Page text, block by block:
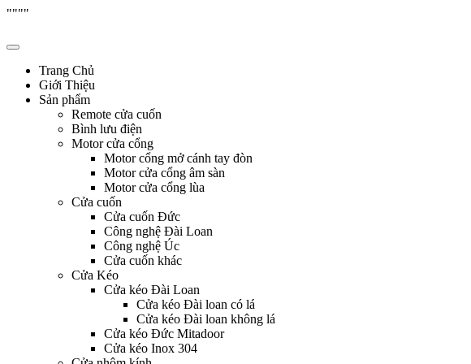
""""
to
Trang Chủ
Giới Thiệu
Sản phẩm
Remote cửa cuốn
Bình lưu điện
Motor cửa cổng
Motor cổng mở cánh tay đòn
Motor cửa cổng âm sàn
Motor cửa cổng lùa
Cửa cuốn
Cửa cuốn Đức
Công nghệ Đài Loan
Công nghệ Úc
Cửa cuốn khác
Cửa Kéo
Cửa kéo Đài Loan
Cửa kéo Đài loan có lá
Cửa kéo Đài loan không lá
Cửa kéo Đức Mitadoor
Cửa kéo Inox 304